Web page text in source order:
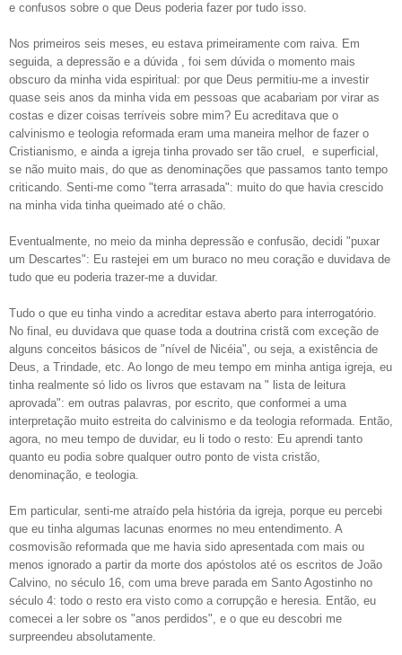
e confusos sobre o que Deus poderia fazer por tudo isso.
Nos primeiros seis meses, eu estava primeiramente com raiva. Em
seguida, a depressão e a dúvida , foi sem dúvida o momento mais
obscuro da minha vida espiritual: por que Deus permitiu-me a investir
quase seis anos da minha vida em pessoas que acabariam por virar as
costas e dizer coisas terríveis sobre mim? Eu acreditava que o
calvinismo e teologia reformada eram uma maneira melhor de fazer o
Cristianismo, e ainda a igreja tinha provado ser tão cruel, e superficial,
se não muito mais, do que as denominações que passamos tanto tempo
criticando. Senti-me como "terra arrasada": muito do que havia crescido
na minha vida tinha queimado até o chão.
Eventualmente, no meio da minha depressão e confusão, decidi "puxar
um Descartes": Eu rastejei em um buraco no meu coração e duvidava de
tudo que eu poderia trazer-me a duvidar.
Tudo o que eu tinha vindo a acreditar estava aberto para interrogatório.
No final, eu duvidava que quase toda a doutrina cristã com exceção de
alguns conceitos básicos de "nível de Nicéia", ou seja, a existência de
Deus, a Trindade, etc. Ao longo de meu tempo em minha antiga igreja, eu
tinha realmente só lido os livros que estavam na " lista de leitura
aprovada": em outras palavras, por escrito, que conformei a uma
interpretação muito estreita do calvinismo e da teologia reformada. Então,
agora, no meu tempo de duvidar, eu li todo o resto: Eu aprendi tanto
quanto eu podia sobre qualquer outro ponto de vista cristão,
denominação, e teologia.
Em particular, senti-me atraído pela história da igreja, porque eu percebi
que eu tinha algumas lacunas enormes no meu entendimento. A
cosmovisão reformada que me havia sido apresentada com mais ou
menos ignorado a partir da morte dos apóstolos até os escritos de João
Calvino, no século 16, com uma breve parada em Santo Agostinho no
século 4: todo o resto era visto como a corrupção e heresia. Então, eu
comecei a ler sobre os "anos perdidos", e o que eu descobri me
surpreendeu absolutamente.